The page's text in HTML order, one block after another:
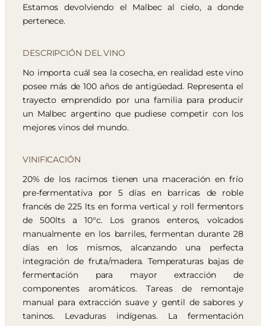
Estamos devolviendo el Malbec al cielo, a donde
pertenece.
DESCRIPCIÓN DEL VINO
No importa cuál sea la cosecha, en realidad este vino
posee más de 100 años de antigüedad. Representa el
trayecto emprendido por una familia para producir
un Malbec argentino que pudiese competir con los
mejores vinos del mundo.
VINIFICACIÓN
20% de los racimos tienen una maceración en frío
pre-fermentativa por 5 días en barricas de roble
francés de 225 lts en forma vertical y roll fermentors
de 500lts a 10°c. Los granos enteros, volcados
manualmente en los barriles, fermentan durante 28
días en los mismos, alcanzando una perfecta
integración de fruta/madera. Temperaturas bajas de
fermentación para mayor extracción de
componentes aromáticos. Tareas de remontaje
manual para extracción suave y gentil de sabores y
taninos. Levaduras indígenas. La fermentación